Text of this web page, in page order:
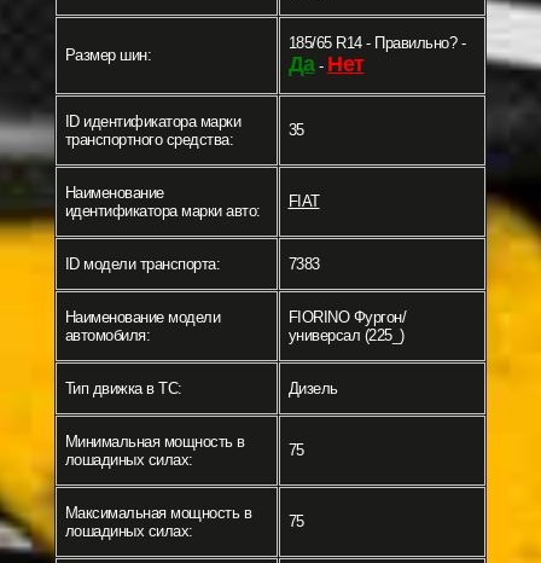
Размер шин:
185/65 R14 - Правильно? -
Да- Нет
ID идентификатора марки
транспортного средства:
35
Наименование
идентификатора марки авто:
FIAT
ID модели транспорта: 7383
Наименование модели
автомобиля:
FIORINO Фургон/
универсал (225_)
Тип движка в ТС: Дизель
Минимальная мощность в
лошадиных силах:
75
Максимальная мощность в
лошадиных силах:
75